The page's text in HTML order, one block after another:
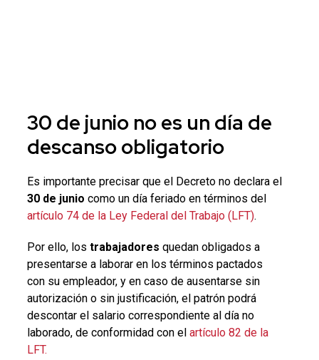
30 de juniono es un día de
descanso obligatorio
Es importante precisar que el Decreto no declara el
30 de junio como un día feriado en términos del
artículo 74 de la Ley Federal del Trabajo (LFT).
Por ello, los trabajadores quedan obligados a
presentarse a laborar en los términos pactados
con su empleador, y en caso de ausentarse sin
autorización o sin justificación, el patrón podrá
descontar el salario correspondiente al día no
laborado, de conformidad con el artículo 82 de la
LFT.